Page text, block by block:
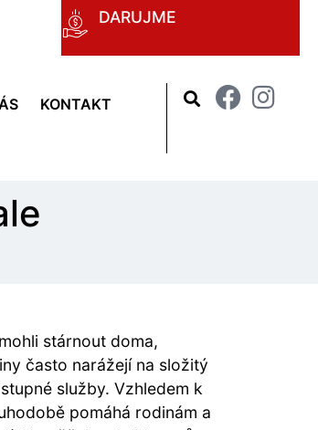
DARUJME
KONTAKT
stárnout doma,
často narážejí na složitý
služby. Vzhledem k
pomáhá rodinám a